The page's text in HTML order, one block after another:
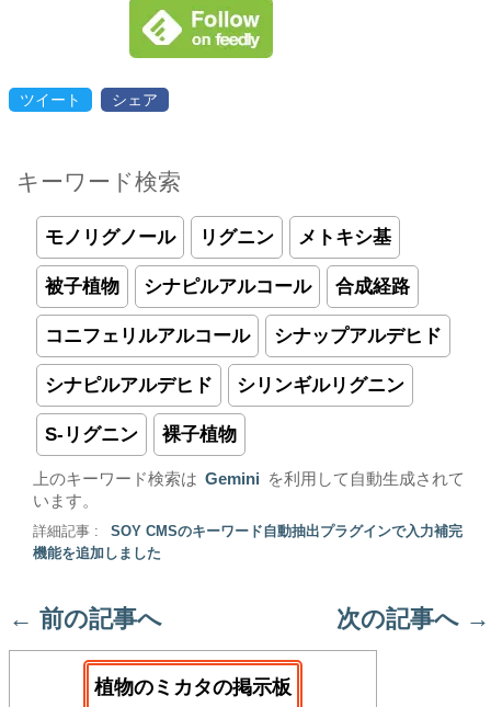
ツイート シェア
キーワード検索
モノリグノール リグニン メトキシ基
被子植物 シナピルアルコール 合成経路
コニフェリルアルコール シナップアルデヒド
シナピルアルデヒド シリンギルリグニン
S-リグニン 裸子植物
上のキーワード検索は Gemini
を利用して自動生成されて
います。
詳細記事 :
SOY CMSのキーワード自動抽出プラグインで入力補完
機能を追加しました
← 前の記事へ 次の記事へ →
植物のミカタの掲示板